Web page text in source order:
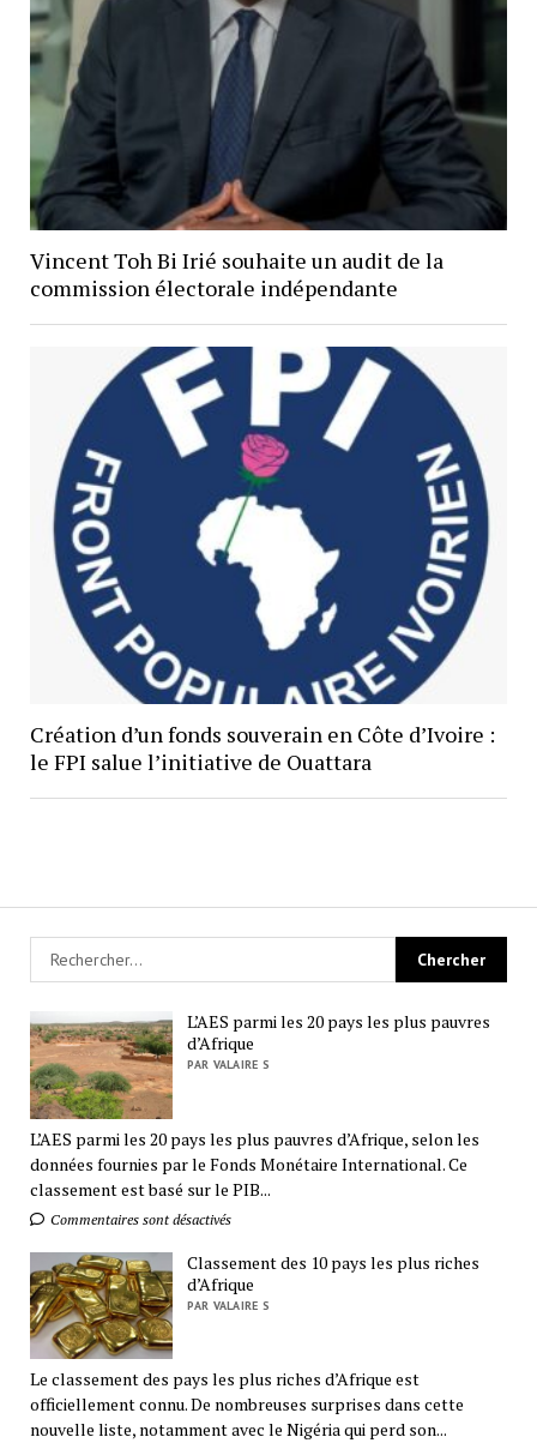
Vincent Toh Bi Irié souhaite un audit de la
commission électorale indépendante
Création d’un fonds souverain en Côte d’Ivoire :
le FPI salue l’initiative de Ouattara
L’AES parmi les 20 pays les plus pauvres
d’Afrique
PAR VALAIRE S
L’AES parmi les 20 pays les plus pauvres d’Afrique, selon les
données fournies par le Fonds Monétaire International. Ce
classement est basé sur le PIB...
Commentaires sont désactivés
Classement des 10 pays les plus riches
d’Afrique
PAR VALAIRE S
Le classement des pays les plus riches d’Afrique est
officiellement connu. De nombreuses surprises dans cette
nouvelle liste, notamment avec le Nigéria qui perd son...